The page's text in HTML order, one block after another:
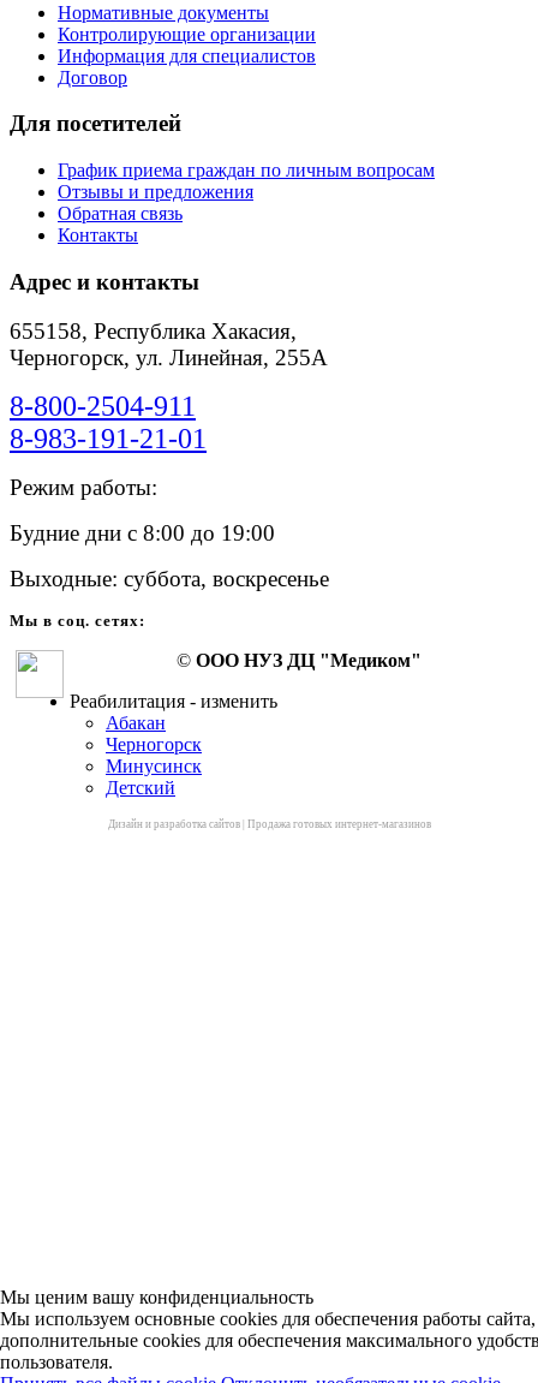
Нормативные документы
Контролирующие организации
Информация для специалистов
Договор
Для посетителей
График приема граждан по личным вопросам
Отзывы и предложения
Обратная связь
Контакты
Адрес и контакты
655158, Республика Хакасия,
Черногорск, ул. Линейная, 255А
8-800-2504-911
8-983-191-21-01
Режим работы:
Будние дни с 8:00 до 19:00
Выходные: суббота, воскресенье
Мы в соц. сетях:
© ООО НУЗ ДЦ "Медиком"
Реабилитация - изменить
Абакан
Черногорск
Минусинск
Детский
Дизайн и разработка сайтов| Продажа готовых интернет-магазинов
Мы ценим вашу конфиденциальность
Мы используем основные cookies для обеспечения работы
дополнительные cookies для обеспечения максимального
пользователя.